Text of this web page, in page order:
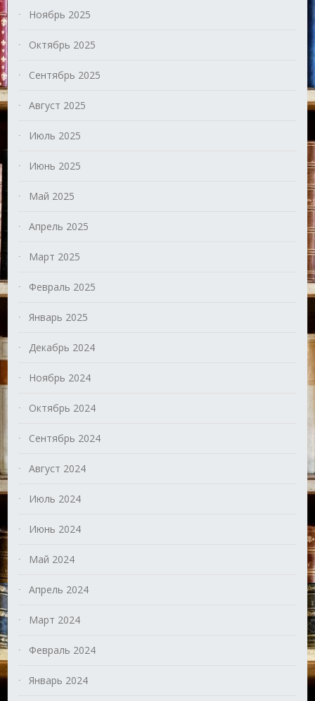
Ноябрь 2025
Октябрь 2025
Сентябрь 2025
Август 2025
Июль 2025
Июнь 2025
Май 2025
Апрель 2025
Март 2025
Февраль 2025
Январь 2025
Декабрь 2024
Ноябрь 2024
Октябрь 2024
Сентябрь 2024
Август 2024
Июль 2024
Июнь 2024
Май 2024
Апрель 2024
Март 2024
Февраль 2024
Январь 2024